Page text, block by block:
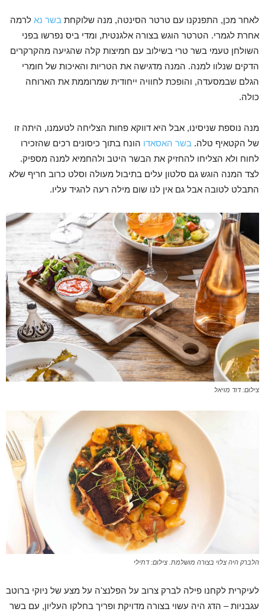
לאחר מכן, התפנקנו עם טרטר הסינטה, מנה שלוקחת בשר נא לרמה
אחרת לגמרי. הטרטר הוגש בצורה אלגנטית, ומדי ביס נפרשו בפני
השולחן טעמי בשר טרי בשילוב עם חמיצות קלה שהגיעה מהקרקרים
הדקים שנלוו למנה. המנה מדגישה את הטריות והאיכות של חומרי
הגלם שבמסעדה, והופכת לחוויה ייחודית שמרוממת את הארוחה
כולה.
מנה נוספת שניסינו, אבל היא דווקא פחות הצליחה לטעמנו, היתה זו
של הקטאיף טלה. בשר האסאדו הונח בתוך כיסונים רכים שהזכירו
לחוח ולא הצליחו להחזיק את הבשר היטב ולהחמיא למנה מספיק.
לצד המנה הוגש גם סלטון עלים בתיבול מעולה וסלט כרוב חריף שלא
התבלט לטובה אבל גם אין לנו שום מילה רעה להגיד עליו.
צילום: דוד מויאל
הלברק היה צלוי בצורה מושלמת. צילום: דתילי
לעיקרית לקחנו פילה לברק צרוב על הפלנצ'ה על מצע של ניוקי ברוטב
עגבניות – הדג היה עשוי בצורה מדויקת ופריך בחלקו העליון, עם בשר